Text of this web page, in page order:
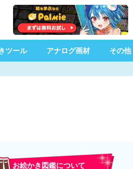
ツール アナログ画材 その他
お絵かき図鑑について